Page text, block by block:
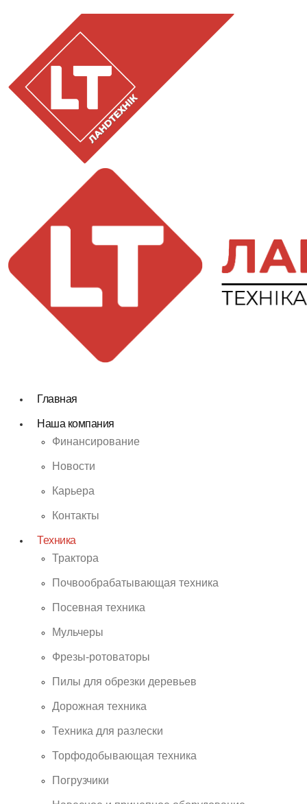
Главная
Наша компания
Финансирование
Новости
Карьера
Контакты
Техника
Трактора
Почвообрабатывающая техника
Посевная техника
Мульчеры
Фрезы-ротоваторы
Пилы для обрезки деревьев
Дорожная техника
Техника для разлески
Торфодобывающая техника
Погрузчики